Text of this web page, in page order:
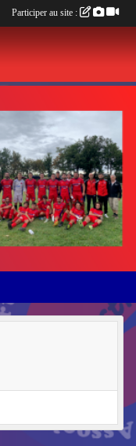
Participer au site :